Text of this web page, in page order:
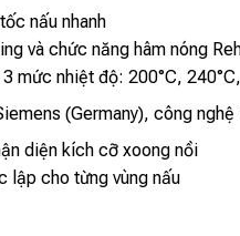
nấu nhanh
và chức năng hâm nóng
mức nhiệt độ: 200°C,
(Germany), công
diện kích cỡ xoong nồi
lập cho từng vùng nấu